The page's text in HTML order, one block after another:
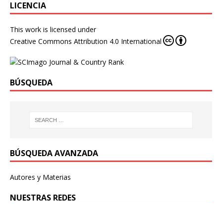
LICENCIA
This work is licensed under
Creative Commons Attribution 4.0 International
BÚSQUEDA
BÚSQUEDA AVANZADA
Autores y Materias
NUESTRAS REDES